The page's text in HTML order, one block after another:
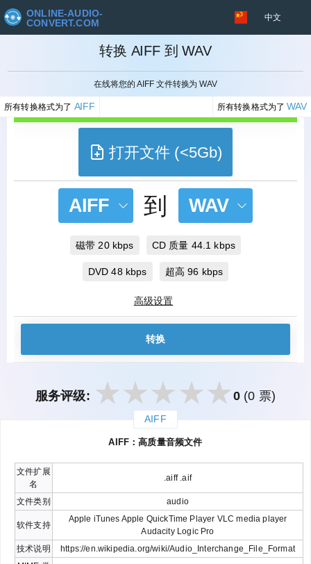
ONLINE-AUDIO-
CONVERT.COM
中文
转换 AIFF 到 WAV
在线将您的 AIFF 文件转换为 WAV
所有转换格式为了 AIFF 所有转换格式为了WAV
取消
打开文件 (<5Gb)
AIFF 到 WAV
磁带 20 kbps CD 质量 44.1 kbps
DVD 48 kbps 超高 96 kbps
高级设置
转换
服务评级: 0 (0 票)
AIFF
AIFF：高质量音频文件
文件扩展
名
.aiff .aif
文件类别 audio
软件支持
Apple iTunes Apple QuickTime Player VLC media player
Audacity Logic Pro
技术说明
https://en.wikipedia.org/wiki/Audio_Interchange_File_Format